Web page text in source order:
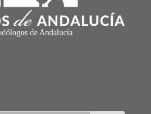
de Andalucía